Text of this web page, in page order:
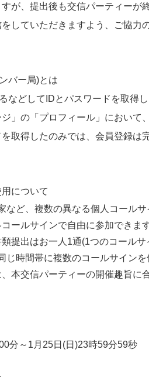
が、提出後も交信パーティーが
していただきますよう、ご協力
バー局)とは
などしてIDとパスワードを取得
」の「プロフィール」において
取得したのみでは、会員登録は
について
など、複数の異なる個人コール
ールサインで自由に参加できま
提出はお一人1通(1つのコールサ
じ時間帯に複数のコールサイン
本交信パーティーの開催趣旨に
分～1月25日(日)23時59分59秒